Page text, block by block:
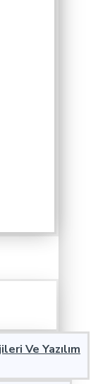
Ve Yazılım